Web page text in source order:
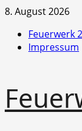
Zum
springen
8. August 2026
Feuerwerk
Impressum